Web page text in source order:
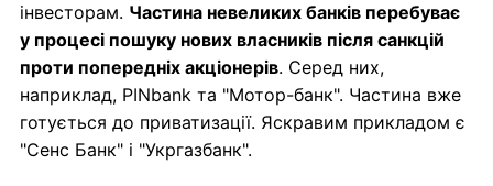
інвесторам. Частина невеликих банків перебуває
у процесі пошуку нових власників після санкцій
проти попередніх акціонерів. Серед них,
наприклад, PINbank та "Мотор-банк". Частина вже
готується до приватизації. Яскравим прикладом є
"Сенс Банк" і "Укргазбанк".